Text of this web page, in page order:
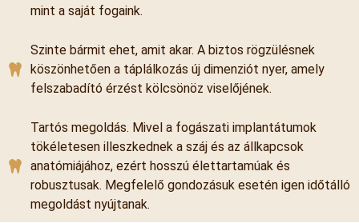
mint a saját fogaink.
Szinte bármit ehet, amit akar. A biztos rögzülésnek
köszönhetően a táplálkozás új dimenziót nyer, amely
felszabadító érzést kölcsönöz viselőjének.
Tartós megoldás. Mivel a fogászati implantátumok
tökéletesen illeszkednek a száj és az állkapcsok
anatómiájához, ezért hosszú élettartamúak és
robusztusak. Megfelelő gondozásuk esetén igen időtálló
megoldást nyújtanak.